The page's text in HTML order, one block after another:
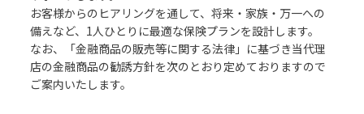
お客様からのヒアリングを通して、将来・家族・万一への
備えなど、1人ひとりに最適な保険プランを設計します。
なお、「金融商品の販売等に関する法律」に基づき当代理
店の金融商品の勧誘方針を次のとおり定めておりますので
ご案内いたします。